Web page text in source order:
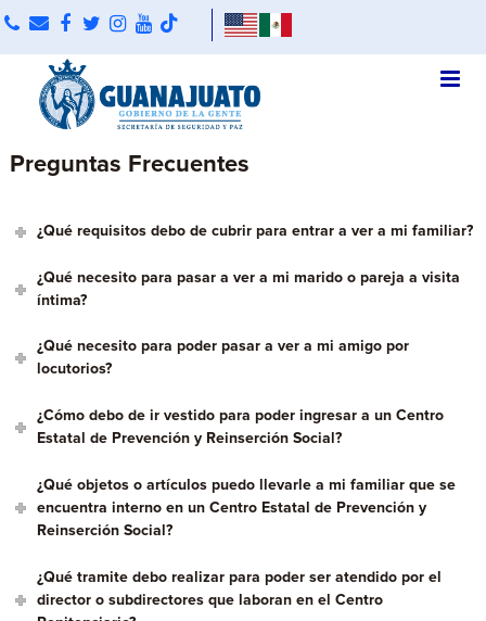
Preguntas Frecuentes
¿Qué requisitos debo de cubrir para entrar a ver a mi familiar?
¿Qué necesito para pasar a ver a mi marido o pareja a visita
íntima?
¿Qué necesito para poder pasar a ver a mi amigo por
locutorios?
¿Cómo debo de ir vestido para poder ingresar a un Centro
Estatal de Prevención y Reinserción Social?
¿Qué objetos o artículos puedo llevarle a mi familiar que se
encuentra interno en un Centro Estatal de Prevención y
Reinserción Social?
¿Qué tramite debo realizar para poder ser atendido por el
director o subdirectores que laboran en el Centro